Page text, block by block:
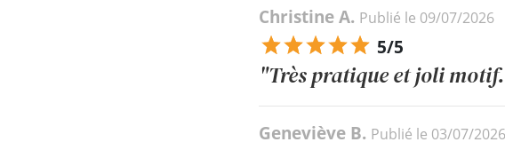
Christine A. Publié le 09/07/2026
5/5
"Très pratique et joli
Geneviève B. Publié le 03/07/2026